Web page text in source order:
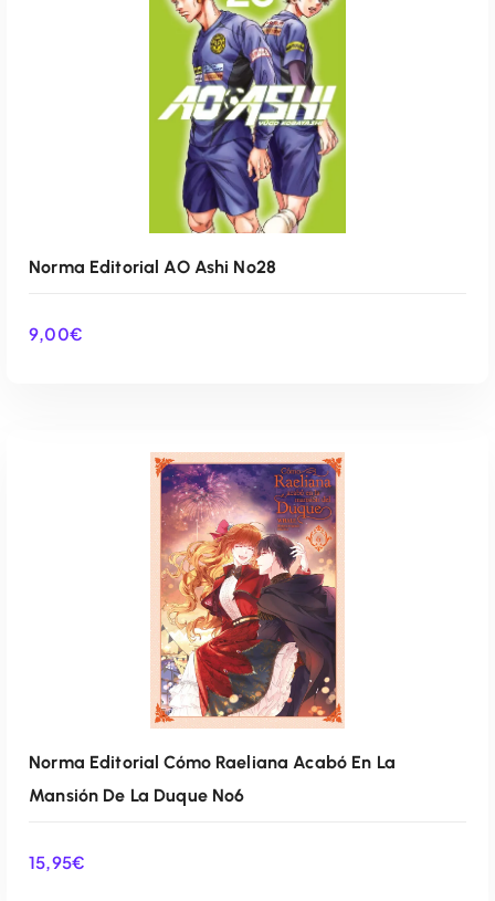
AÑADIR AL CARRITO
Norma Editorial AO Ashi Nº28
9,00€
Norma Editorial Cómo Raeliana Acabó En La
Mansión De La Duque Nº6
15,95€